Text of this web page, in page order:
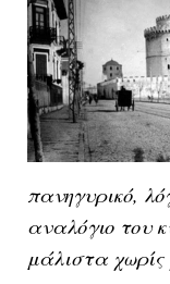
πανηγυρικό,
αναλόγιο του
μάλιστα